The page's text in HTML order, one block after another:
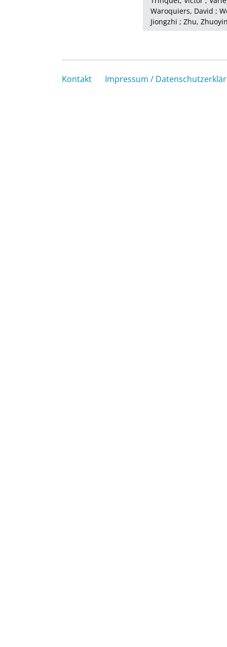
Waroquiers, David ;
Jiongzhi ; Zhu,
Kontakt Impressum /